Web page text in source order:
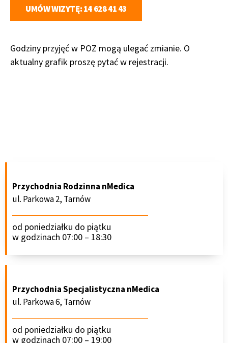
UMÓW WIZYTĘ: 14 628 41 43
Godziny przyjęć w POZ mogą ulegać zmianie. O
aktualny grafik proszę pytać w rejestracji.
Przychodnia Rodzinna nMedica
ul. Parkowa 2, Tarnów
od poniedziałku do piątku
w godzinach 07:00 – 18:30
Przychodnia Specjalistyczna nMedica
ul. Parkowa 6, Tarnów
od poniedziałku do piątku
w godzinach 07:00 – 19:00